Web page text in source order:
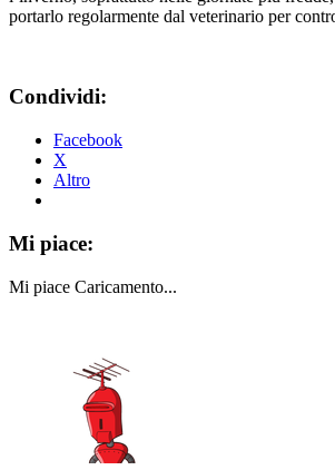
portarlo regolarmente dal veterinario per
Condividi:
Facebook
X
Altro
Mi piace:
Mi piace Caricamento...